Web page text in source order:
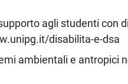
agli studenti con
disabilita-e-dsa
ambientali e antropici